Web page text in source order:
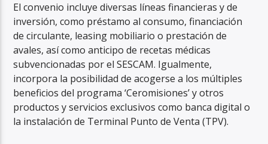
El convenio incluye diversas líneas financieras y de
inversión, como préstamo al consumo, financiación
de circulante, leasing mobiliario o prestación de
avales, así como anticipo de recetas médicas
subvencionadas por el SESCAM. Igualmente,
incorpora la posibilidad de acogerse a los múltiples
beneficios del programa ‘Ceromisiones’ y otros
productos y servicios exclusivos como banca digital o
la instalación de Terminal Punto de Venta (TPV).